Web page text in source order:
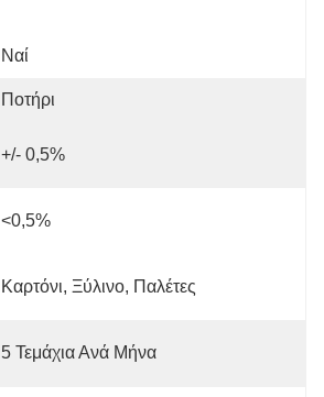
Ναί
Ποτήρι
+/- 0,5%
<0,5%
Καρτόνι, Ξύλινο, Παλέτες
5 Τεμάχια Ανά Μήνα